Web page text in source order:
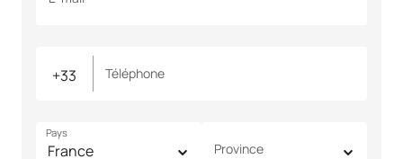
Téléphone
Pays
Province